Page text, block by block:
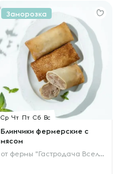
Заморозка
Ср Чт Пт Сб Вс
Блинчики фермерские с
мясом
от фермы "Гастродача Вселуг"